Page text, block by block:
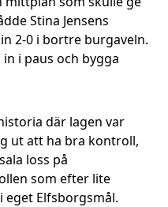
Stina Jensens
2-0 i bortre burgaveln.
i paus och bygga
där lagen var
ut att ha bra kontroll,
loss på
som efter lite
Elfsborgsmål.